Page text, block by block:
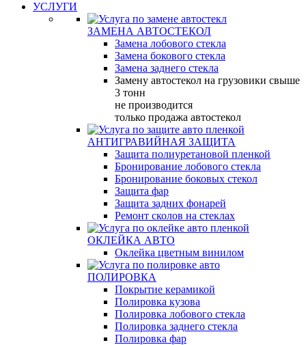
УСЛУГИ
ЗАМЕНА АВТОСТЕКОЛ
Замена лобового стекла
Замена бокового стекла
Замена заднего стекла
Замену автостекол на грузовики свыше
3 тонн
не производится
только продажа автостекол
АНТИГРАВИЙНАЯ ЗАЩИТА
Защита полиуретановой пленкой
Бронирование лобового стекла
Бронирование боковых стекол
Защита фар
Защита задних фонарей
Ремонт сколов на стеклах
ОКЛЕЙКА АВТО
Оклейка цветным винилом
ПОЛИРОВКА
Покрытие керамикой
Полировка кузова
Полировка лобового стекла
Полировка заднего стекла
Полировка фар